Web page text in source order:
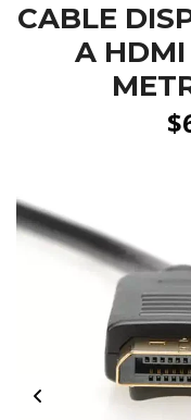
CABLE
A HDMI